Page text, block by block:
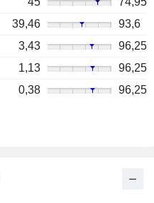
39,46
93,6
3,43
96,25
1,13
96,25
0,38 96,25